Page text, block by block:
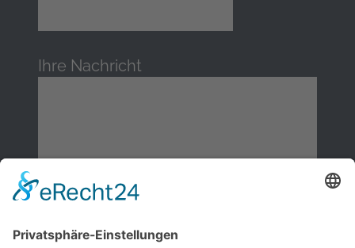
Ihre Nachricht
Ich stimme zu, dass meine Angaben aus dem